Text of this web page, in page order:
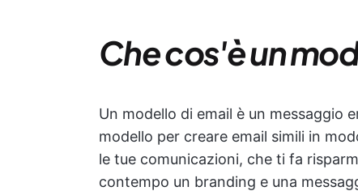
Che cos'è un
Un modello di email è un messaggio
modello per creare email simili in
le tue comunicazioni, che ti fa
contempo un branding e una